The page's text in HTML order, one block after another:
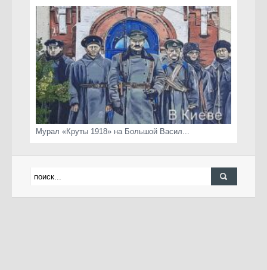
Мурал «Круты 1918» на Большой Васил...